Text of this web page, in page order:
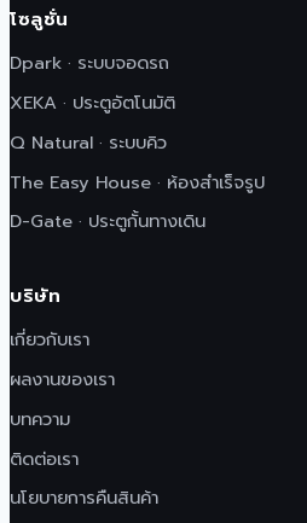
โซลูชั่น
Dpark · ระบบจอดรถ
XEKA · ประตูอัตโนมัติ
Q Natural · ระบบคิว
The Easy House · ห้องสำเร็จรูป
D-Gate · ประตูกั้นทางเดิน
บริษัท
เกี่ยวกับเรา
ผลงานของเรา
บทความ
ติดต่อเรา
นโยบายการคืนสินค้า